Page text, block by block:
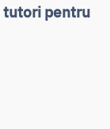
tutori pentru